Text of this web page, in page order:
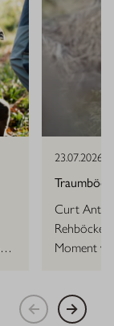
23.07.2026 •
Curt Anton
Rehböcke,
Moment